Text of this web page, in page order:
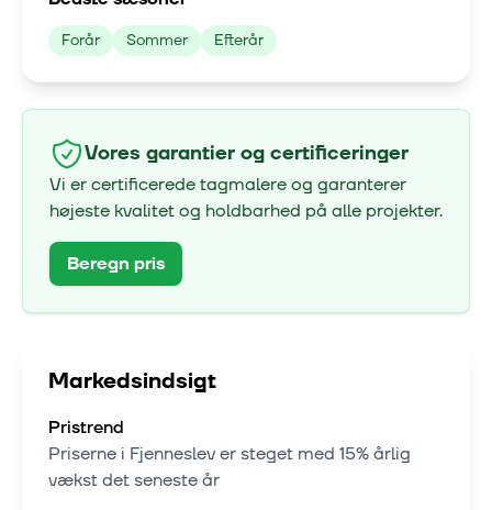
Forår Sommer Efterår
Vores garantier og certificeringer
Vi er certificerede tagmalere og garanterer
højeste kvalitet og holdbarhed på alle projekter.
Beregn pris
Markedsindsigt
Pristrend
Priserne i Fjenneslever steget med 15% årlig
vækstdet seneste år